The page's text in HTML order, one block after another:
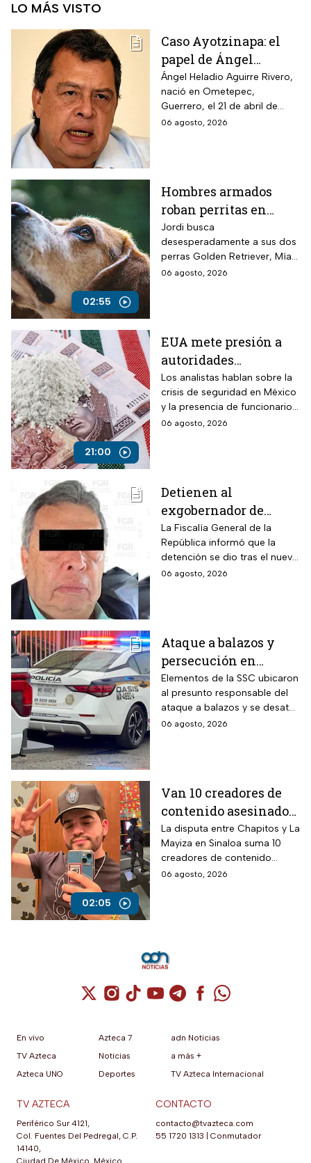
LO MÁS VISTO
Caso Ayotzinapa: el
papel de Ángel
Aguirre en la
desaparición de los
normalistas en 2014
Ángel Heladio Aguirre Rivero,
nació en Ometepec,
Guerrero, el 21 de abril de
1956. Estudió la Licenciatura
06 agosto, 2026
02:55
Hombres armados
roban perritas en
Veracruz
Jordi busca
desesperadamente a sus dos
perras Golden Retriever, Mía y
Camila, de seis años, robadas
06 agosto, 2026
21:00
EUA mete presión a
autoridades
mexicanas para
combatir al
narcotráfico y detener
a funcionarios
Los analistas hablan sobre la
crisis de seguridad en México
y la presencia de funcionarios
corruptos en el narcotráfico
06 agosto, 2026
Detienen al
exgobernador de
Guerrero, Ángel
Aguirre, por el Caso
Ayotzinapa
La Fiscalía General de la
República informó que la
detención se dio tras el nuevo
modelo de investigación
06 agosto, 2026
Ataque a balazos y
persecución en
Álvaro Obregón,
CDMX, hoy 6 de agosto
Elementos de la SSC ubicaron
al presunto responsable del
ataque a balazos y se desató
una persecución
06 agosto, 2026
02:05
Van 10 creadores de
contenido asesinados
desde la guerra entre
Chapitos y La Mayiza
La disputa entre Chapitos y La
Mayiza en Sinaloa suma 10
creadores de contenido
asesinados desde septiembre
06 agosto, 2026
Cuenta de X / Twitter (se abre en una
Cuenta de Instagram (se abre en una
Cuenta de TikTok (se abre en
Cuenta de YouTube (se abre
Cuenta de Telegram (se
Cuenta de
Cuenta de
En vivo
TV Azteca
Azteca UNO
Azteca 7
Noticias
Deportes
adn Noticias
a más +
TV Azteca Internacional
TV AZTECA
Periférico Sur 4121,
Col. Fuentes Del Pedregal, C.P.
14140,
Ciudad De México, México.
CONTACTO
contacto@tvazteca.com
55 1720 1313
Conmutador